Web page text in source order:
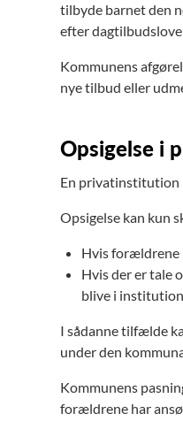
tilbyde barnet den
efter
Kommunens
nye tilbud eller
Opsigelse i
En privatinstitution
Opsigelse kan kun
Hvis forældrene
Hvis der er tale
blive i
I sådanne tilfælde
under den
Kommunens
forældrene har